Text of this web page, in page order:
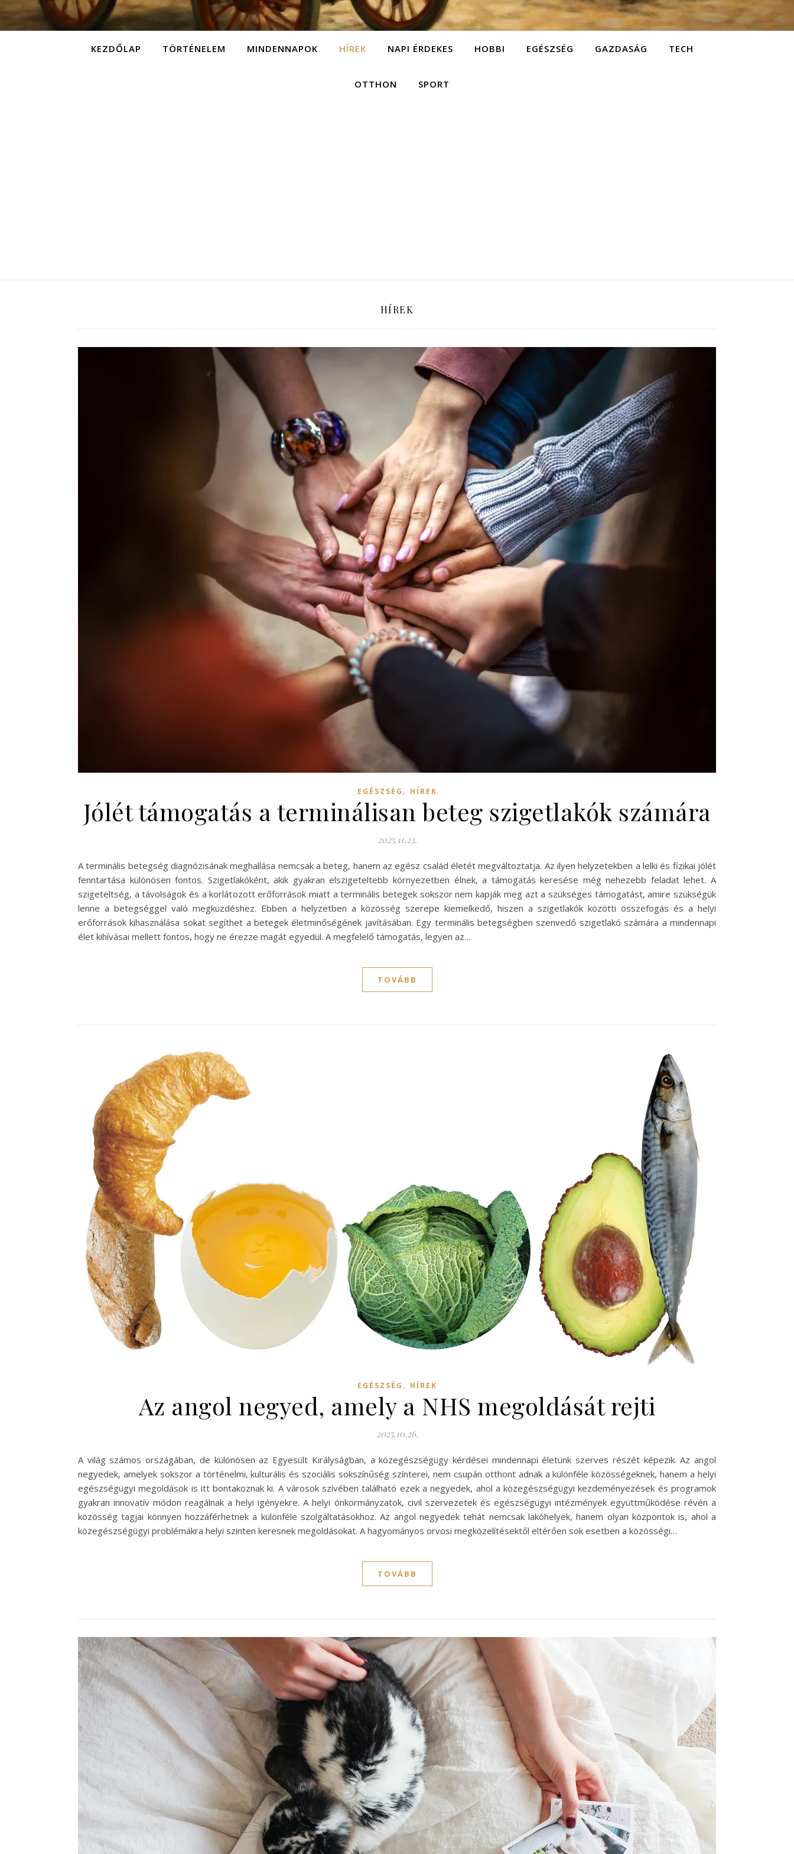
KEZDŐLAP TÖRTÉNELEM MINDENNAPOK HÍREK NAPI ÉRDEKES HOBBI EGÉSZSÉG GAZDASÁG TECH
OTTHON SPORT
HÍREK
EGÉSZSÉG , HÍREK
Jólét támogatás a terminálisan beteg szigetlakók számára
2025.11.23.
A terminális betegség diagnózisának meghallása nemcsak a beteg, hanem az egész család életét megváltoztatja. Az ilyen helyzetekben a lelki és fizikai jólét
fenntartása különösen fontos. Szigetlakóként, akik gyakran elszigeteltebb környezetben élnek, a támogatás keresése még nehezebb feladat lehet. A
szigeteltség, a távolságok és a korlátozott erőforrások miatt a terminális betegek sokszor nem kapják meg azt a szükséges támogatást, amire szükségük
lenne a betegséggel való megküzdéshez. Ebben a helyzetben a közösség szerepe kiemelkedő, hiszen a szigetlakók közötti összefogás és a helyi
erőforrások kihasználása sokat segíthet a betegek életminőségének javításában. Egy terminális betegségben szenvedő szigetlakó számára a mindennapi
élet kihívásai mellett fontos, hogy ne érezze magát egyedül. A megfelelő támogatás, legyen az…
TOVÁBB
EGÉSZSÉG , HÍREK
Az angol negyed, amely a NHS megoldását rejti
2025.10.26.
A világ számos országában, de különösen az Egyesült Királyságban, a közegészségügy kérdései mindennapi életünk szerves részét képezik. Az angol
negyedek, amelyek sokszor a történelmi, kulturális és szociális sokszínűség színterei, nem csupán otthont adnak a különféle közösségeknek, hanem a helyi
egészségügyi megoldások is itt bontakoznak ki. A városok szívében található ezek a negyedek, ahol a közegészségügyi kezdeményezések és programok
gyakran innovatív módon reagálnak a helyi igényekre. A helyi önkormányzatok, civil szervezetek és egészségügyi intézmények együttműködése révén a
közösség tagjai könnyen hozzáférhetnek a különféle szolgáltatásokhoz. Az angol negyedek tehát nemcsak lakóhelyek, hanem olyan központok is, ahol a
közegészségügyi problémákra helyi szinten keresnek megoldásokat. A hagyományos orvosi megközelítésektől eltérően sok esetben a közösségi…
TOVÁBB